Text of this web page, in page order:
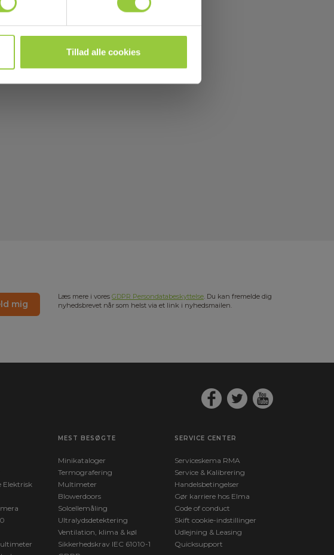
Tillad alle cookies
mig
Læs mere i vores GDPR Persondatabeskyttelse. Du kan fremelde dig
nyhedsbrevet når som helst via et link i nyhedsmailen.
Elektrisk
MEST BESØGTE
Minikataloger
Termografering
Multimeter
Blowerdoors
Solcellemåling
Ultralydsdetektering
Ventilation, klima & køl
Sikkerhedskrav IEC 61010-1
SERVICE CENTER
Serviceskema RMA
Service & Kalibrering
Handelsbetingelser
Gør karriere hos Elma
Code of conduct
Skift cookie-indstillinger
Udlejning & Leasing
Quicksupport